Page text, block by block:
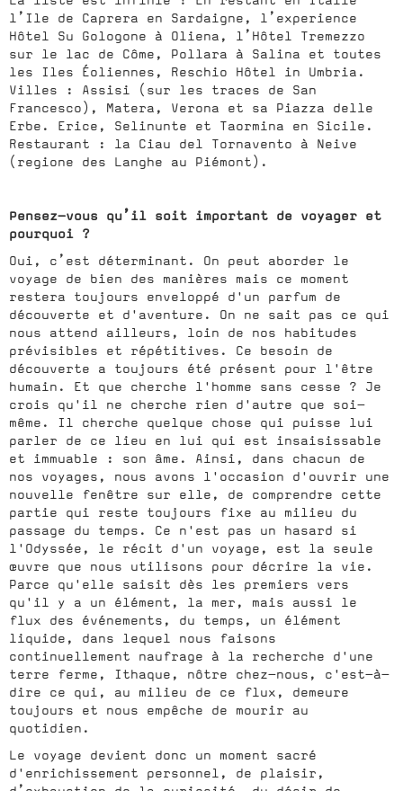
l’Ile de Caprera en Sardaigne, l’experience
Hôtel Su Gologone à Oliena, l’Hôtel Tremezzo
sur le lac de Côme, Pollara à Salina et toutes
les Iles Éoliennes, Reschio Hôtel in Umbria.
Villes : Assisi (sur les traces de San
Francesco), Matera, Verona et sa Piazza delle
Erbe. Erice, Selinunte et Taormina en Sicile.
Restaurant : la Ciau del Tornavento à Neive
(regione des Langhe au Piémont).
Pensez-vous qu’il soit important de voyager et
pourquoi ?
Oui, c’est déterminant. On peut aborder le
voyage de bien des manières mais ce moment
restera toujours enveloppé d'un parfum de
découverte et d'aventure. On ne sait pas ce qui
nous attend ailleurs, loin de nos habitudes
prévisibles et répétitives. Ce besoin de
découverte a toujours été présent pour l'être
humain. Et que cherche l'homme sans cesse ? Je
crois qu'il ne cherche rien d'autre que soi-
même. Il cherche quelque chose qui puisse lui
parler de ce lieu en lui qui est insaisissable
et immuable : son âme. Ainsi, dans chacun de
nos voyages, nous avons l'occasion d'ouvrir une
nouvelle fenêtre sur elle, de comprendre cette
partie qui reste toujours fixe au milieu du
passage du temps. Ce n'est pas un hasard si
l'Odyssée, le récit d'un voyage, est la seule
œuvre que nous utilisons pour décrire la vie.
Parce qu'elle saisit dès les premiers vers
qu'il y a un élément, la mer, mais aussi le
flux des événements, du temps, un élément
liquide, dans lequel nous faisons
continuellement naufrage à la recherche d'une
terre ferme, Ithaque, nôtre chez-nous, c'est-à-
dire ce qui, au milieu de ce flux, demeure
toujours et nous empêche de mourir au
quotidien.
Le voyage devient donc un moment sacré
d'enrichissement personnel, de plaisir,